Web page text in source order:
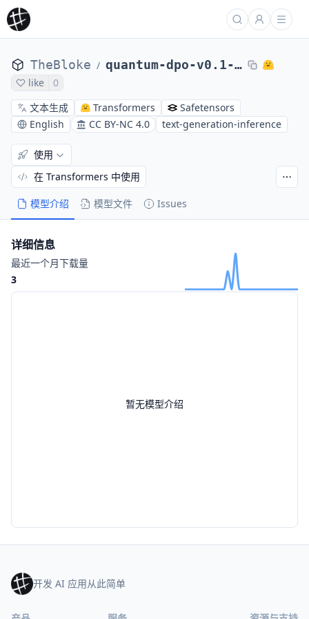
TheBloke / quantum-dpo-v0.1-AWQ
like
0
文本生成
Transformers
Safetensors
English
CC BY-NC 4.0 text-generation-inference
模型介绍 模型文件 Issues
使用
在 Transformers 中使用
暂无模型介绍
详细信息
最近一个月下载量
3
开发 AI 应用从此简单